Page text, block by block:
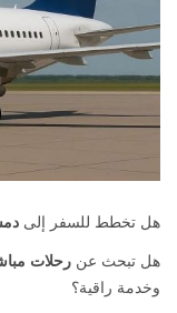
هل تخطط للسفر إلى
هل تبحث عن رحلات
وخدمة راقية؟